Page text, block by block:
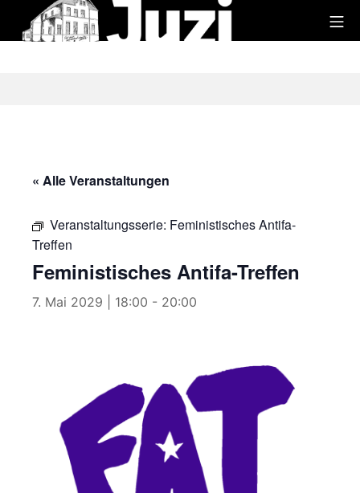
Inhalt
« Alle Veranstaltungen
Veranstaltungsserie: Feministisches Antifa-
Treffen
Feministisches Antifa-Treffen
7. Mai 2029 | 18:00 - 20:00